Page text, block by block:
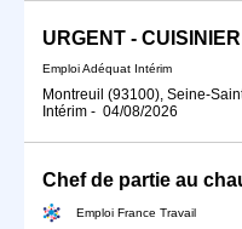
URGENT -
Emploi Adéquat Intérim
Montreuil (93100), Seine-
Intérim - 04/08/2026
Chef de partie au
Emploi France Travail